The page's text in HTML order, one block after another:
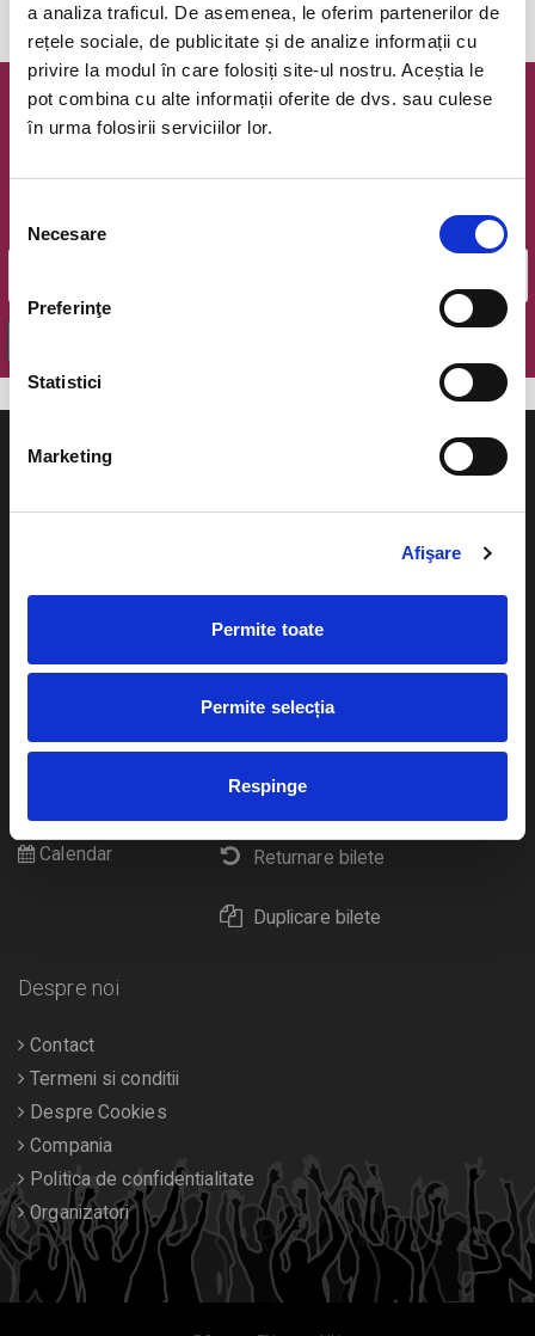
a analiza traficul. De asemenea, le oferim partenerilor de
rețele sociale, de publicitate și de analize informații cu
privire la modul în care folosiți site-ul nostru. Aceștia le
pot combina cu alte informații oferite de dvs. sau culese
în urma folosirii serviciilor lor.
consimțământului
Necesare
Preferinţe
Statistici
Marketing
Afişare
Permite toate
Permite selecția
Respinge
Newsletter @ Bilete.ro
Oferte exclusive si o editie saptamanala cu cele mai noi
Email
Cum comand bilete?
Plata online sau cash
eBilet printat acasa
Livrare prin curier
Returnare bilete
Duplicare bilete
festivaluri
Pentru copii
Calendar
Despre noi
Contact
Termeni si conditii
Despre Cookies
Compania
Politica de confidentialitate
Organizatori